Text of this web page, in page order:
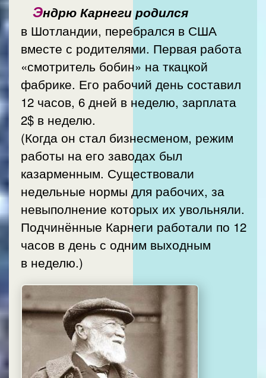
Эндрю Карнеги родился
в Шотландии, перебрался в США
вместе с родителями. Первая работа
«смотритель бобин» на ткацкой
фабрике. Его рабочий день составил
12 часов, 6 дней в неделю, зарплата
2$ в неделю.
(Когда он стал бизнесменом, режим
работы на его заводах был
казарменным. Существовали
недельные нормы для рабочих, за
невыполнение которых их увольняли.
Подчинённые Карнеги работали по 12
часов в день с одним выходным
в неделю.)